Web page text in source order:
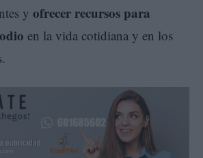
y ofrecer recursos para
en la vida cotidiana y en los